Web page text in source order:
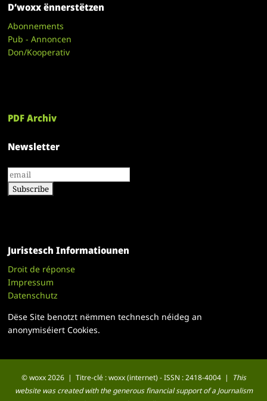
D’woxx ënnerstëtzen
Abonnements
Pub - Annoncen
Don/Kooperativ
PDF Archiv
Newsletter
Juristesch Informatiounen
Droit de réponse
Impressum
Datenschutz
Dëse Site benotzt nëmmen technesch néideg an
anonymiséiert Cookies.
© woxx 2026 | Titre-clé : woxx (internet) - ISSN : 2418-4004 |
This
website was created with the generous financial support of a Journalism